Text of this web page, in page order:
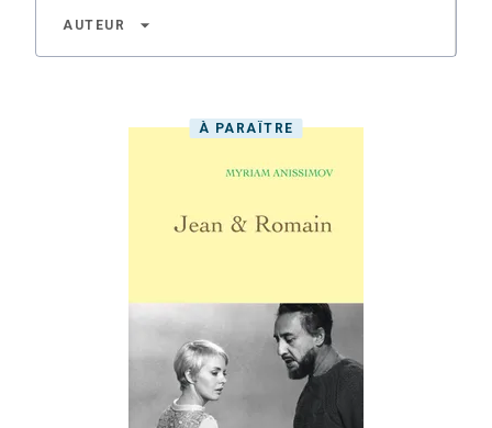
AUTEUR arrow_drop_down
À PARAÎTRE